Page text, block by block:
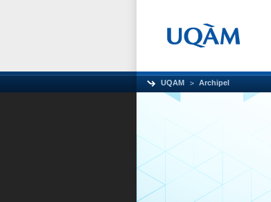
UQAM Archipel